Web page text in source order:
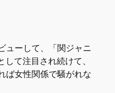
ューして、「関ジャニ
て注目され続けて、
ば女性関係で騒がれな